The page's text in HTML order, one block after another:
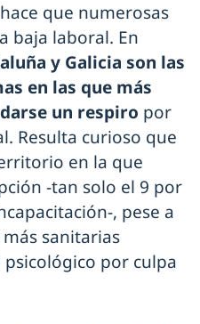
que numerosas
baja laboral. En
y Galicia son las
en las que más
un respiro por
Resulta curioso que
en la que
-tan solo el 9 por
, pese a
sanitarias
por culpa